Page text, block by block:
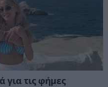
για τις φήμες